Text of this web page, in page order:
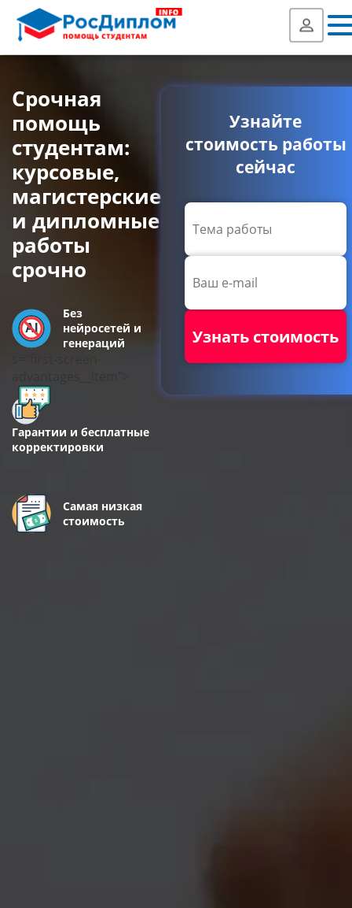
Срочная
помощь
студентам:
курсовые,
магистерские
и дипломные
работы
срочно
Без
нейросетей и
генераций
Гарантии и бесплатные
корректировки
Самая низкая
стоимость
Узнайте
стоимость работы
сейчас